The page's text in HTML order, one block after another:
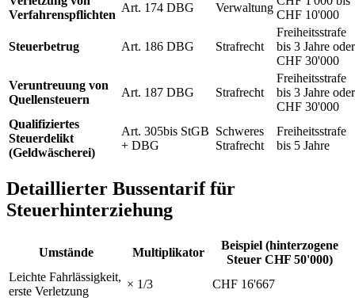
Verfahrenspflichten
Art. 174 DBG Verwaltung
CHF 10'000
Steuerbetrug Art. 186 DBG Strafrecht
Freiheitsstrafe
bis 3 Jahre oder
CHF 30'000
Veruntreuung von
Quellensteuern
Art. 187 DBG Strafrecht
Freiheitsstrafe
bis 3 Jahre oder
CHF 30'000
Qualifiziertes
Steuerdelikt
(Geldwäscherei)
Art. 305bis StGB
+ DBG
Schweres
Strafrecht
Freiheitsstrafe
bis 5 Jahre
Detaillierter Bussentarif für
Steuerhinterziehung
Umstände Multiplikator
Beispiel (hinterzogene
Steuer CHF 50'000)
Leichte Fahrlässigkeit,
erste Verletzung
× 1/3
CHF 16'667